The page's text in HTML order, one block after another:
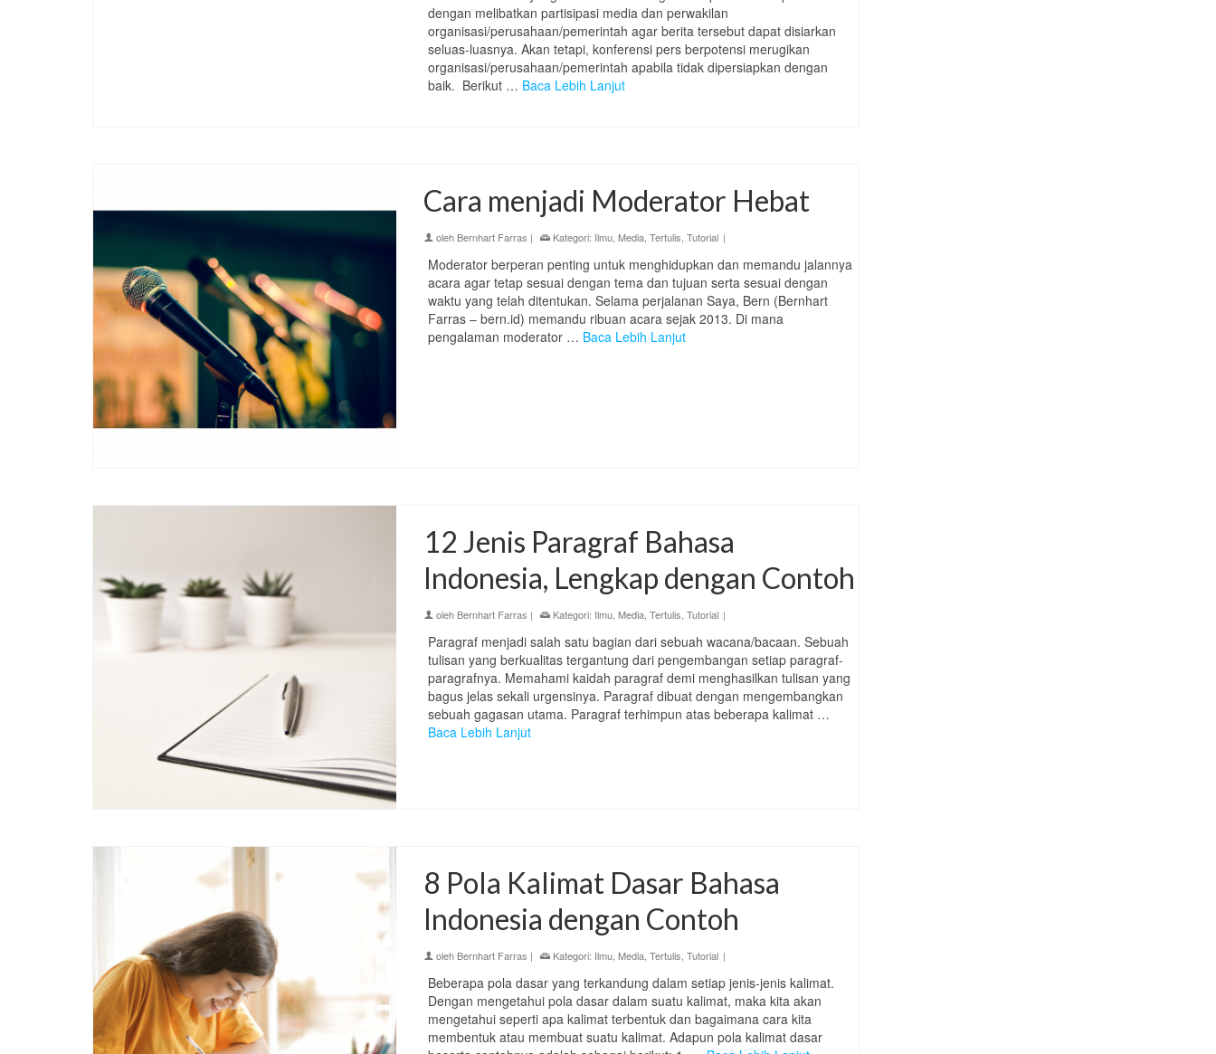
dengan melibatkan partisipasi media dan perwakilan
organisasi/perusahaan/pemerintah agar berita tersebut dapat disiarkan
seluas-luasnya. Akan tetapi, konferensi pers berpotensi merugikan
organisasi/perusahaan/pemerintah apabila tidak dipersiapkan dengan
baik. Berikut … Baca Lebih Lanjut
Cara menjadi Moderator Hebat
oleh Bernhart Farras | Kategori: Ilmu, Media, Tertulis Tutorial |
Moderator berperan penting untuk menghidupkan dan memandu jalannya
acara agar tetap sesuai dengan tema dan tujuan serta sesuai dengan
waktu yang telah ditentukan. Selama perjalanan Saya, Bern (Bernhart
Farras – bern.id) memandu ribuan acara sejak 2013. Di mana
pengalaman moderator … Baca Lebih Lanjut
12 Jenis Paragraf Bahasa
Indonesia, Lengkap dengan Contoh
oleh Bernhart Farras | Kategori: Ilmu, Media, Tertulis Tutorial |
Paragraf menjadi salah satu bagian dari sebuah wacana/bacaan. Sebuah
tulisan yang berkualitas tergantung dari pengembangan setiap paragraf-
paragrafnya. Memahami kaidah paragraf demi menghasilkan tulisan yang
bagus jelas sekali urgensinya. Paragraf dibuat dengan mengembangkan
sebuah gagasan utama. Paragraf terhimpun atas beberapa kalimat …
Baca Lebih Lanjut
8 Pola Kalimat Dasar Bahasa
Indonesia dengan Contoh
oleh Bernhart Farras | Kategori: Ilmu, Media, Tertulis Tutorial |
Beberapa pola dasar yang terkandung dalam setiap jenis-jenis kalimat.
Dengan mengetahui pola dasar dalam suatu kalimat, maka kita akan
mengetahui seperti apa kalimat terbentuk dan bagaimana cara kita
membentuk atau membuat suatu kalimat. Adapun pola kalimat dasar